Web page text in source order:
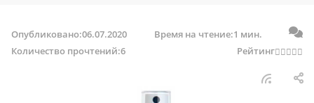
Опубликовано:06.07.2020 Время на чтение:1 мин.
Количество прочтений:6 Рейтинг